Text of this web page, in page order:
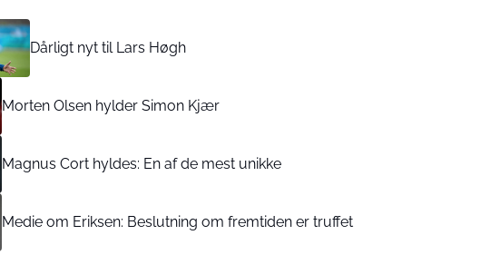
Dårligt nyt til Lars Høgh
Morten Olsen hylder Simon Kjær
Magnus Cort hyldes: En af de mest unikke
Medie om Eriksen: Beslutning om fremtiden er truffet